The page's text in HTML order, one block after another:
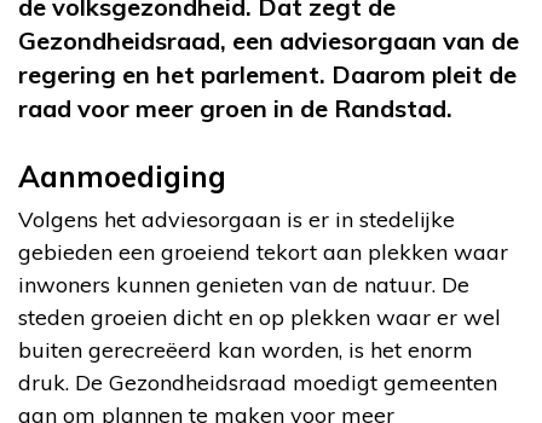
de volksgezondheid. Dat zegt de
Gezondheidsraad, een adviesorgaan van de
regering en het parlement. Daarom pleit de
raad voor meer groen in de Randstad.
Aanmoediging
Volgens het adviesorgaan is er in stedelijke
gebieden een groeiend tekort aan plekken waar
inwoners kunnen genieten van de natuur. De
steden groeien dicht en op plekken waar er wel
buiten gerecreëerd kan worden, is het enorm
druk. De Gezondheidsraad moedigt gemeenten
aan om plannen te maken voor meer